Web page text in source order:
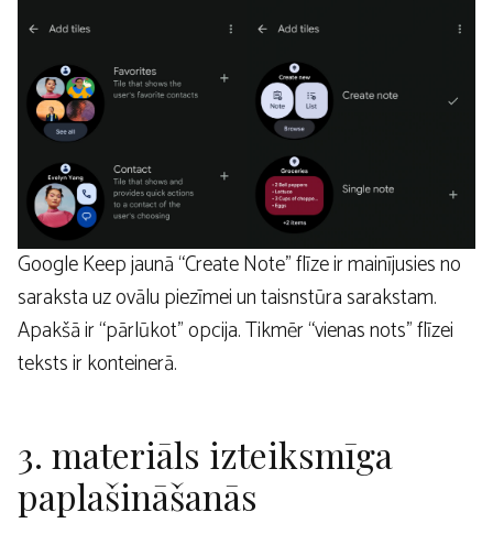
Google Keep jaunā “Create Note” flīze ir mainījusies no
saraksta uz ovālu piezīmei un taisnstūra sarakstam.
Apakšā ir “pārlūkot” opcija. Tikmēr “vienas nots” flīzei
teksts ir konteinerā.
3. materiāls izteiksmīga
paplašināšanās